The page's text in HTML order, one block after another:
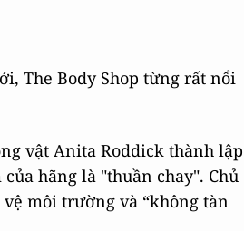
The Body Shop từng rất nổi
vật Anita Roddick thành lập
hãng là "thuần chay". Chủ
môi trường và “không tàn